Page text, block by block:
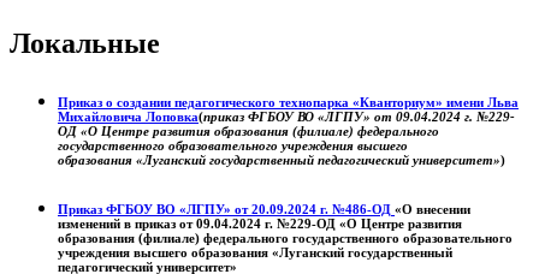
Локальные
Приказ о создании педагогического технопарка «Кванториум» имени Льва
Михайловича Лоповка(приказ ФГБОУ ВО «ЛГПУ» от 09.04.2024 г. №229-
ОД «О Центре развития образования (филиале) федерального
государственного образовательного учреждения высшего
образования «Луганский государственный педагогический университет»)
Приказ ФГБОУ ВО «ЛГПУ» от 20.09.2024 г. №486-ОД «О внесении
изменений в приказ от 09.04.2024 г. №229-ОД «О Центре развития
образования (филиале) федерального государственного образовательного
учреждения высшего образования «Луганский государственный
педагогический университет»